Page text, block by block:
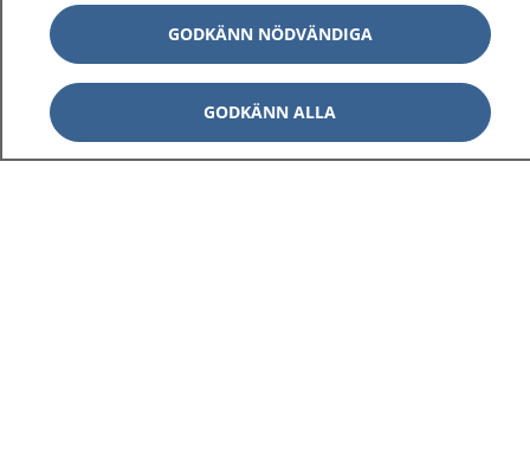
GODKÄNN NÖDVÄNDIGA
GODKÄNN ALLA